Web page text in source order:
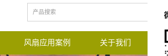
风扇应用案例 关于我们